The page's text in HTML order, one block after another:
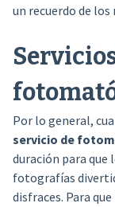
un recuerdo de
Por lo general,
servicio de
duración para que
fotografías
disfraces. Para